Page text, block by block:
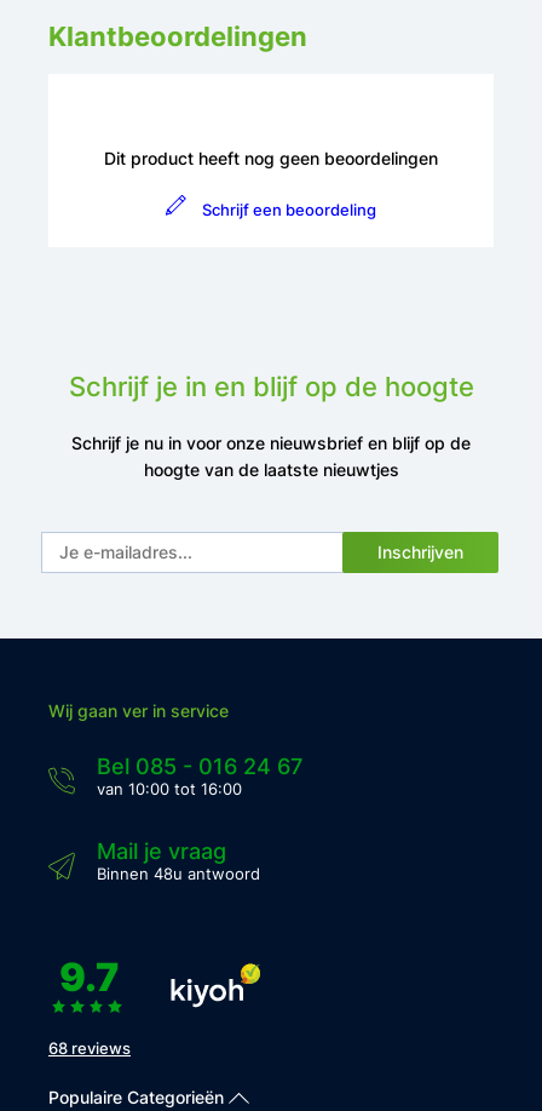
Klantbeoordelingen
Dit product heeft nog geen beoordelingen
Schrijf een beoordeling
Schrijf je in en blijf op de hoogte
Schrijf je nu in voor onze nieuwsbrief en blijf op de
hoogte van de laatste nieuwtjes
Inschrijven
Wij gaan ver in service
Bel 085 - 016 24 67
van 10:00 tot 16:00
Mail je vraag
Binnen 48u antwoord
9.7
68 reviews
Populaire Categorieën